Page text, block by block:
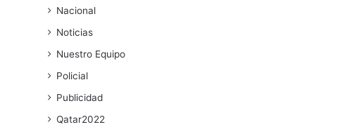
Nacional
Noticias
Nuestro Equipo
Policial
Publicidad
Qatar2022